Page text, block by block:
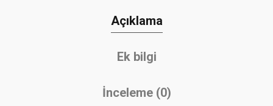
Açıklama
Ek bilgi
İnceleme (0)